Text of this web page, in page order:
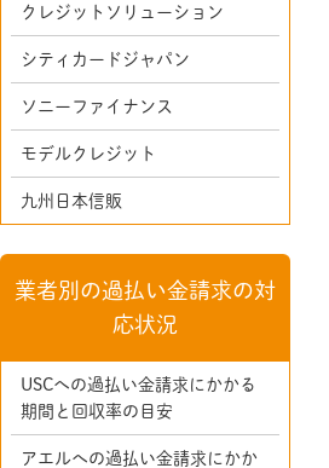
クレジットソリューション
シティカードジャパン
ソニーファイナンス
モデルクレジット
九州日本信販
業者別の過払い金請求の対
応状況
USCへの過払い金請求にかかる
期間と回収率の目安
アエルへの過払い金請求にかか